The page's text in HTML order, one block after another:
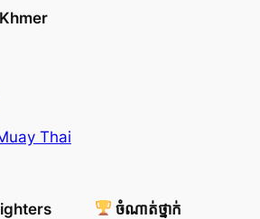
Khmer
Thai
ចំណាត់ថ្នាក់